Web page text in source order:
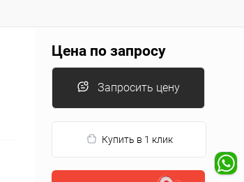
Цена по запросу
Запросить цену
Купить в 1 клик